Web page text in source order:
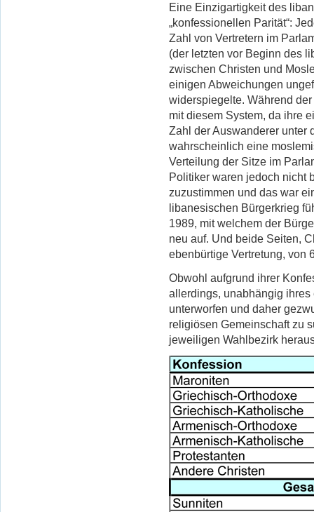
Eine Einzigartigkeit des
„konfessionellen Parität“:
Zahl von Vertretern im
(der letzten vor Beginn des
zwischen Christen und
einigen Abweichungen
widerspiegelte. Während
mit diesem System, da ihre
Zahl derAuswanderer unter
wahrscheinlich eine
Verteilung der Sitze im
Politiker waren jedoch nicht
zuzustimmen und das war
libanesischen Bürgerkrieg
1989, mit welchem der
neu auf. Und beide Seiten,
ebenbürtige Vertretung, von
Obwohl aufgrund ihrer
allerdings, unabhängig
unterworfen und daher
religiösen Gemeinschaft zu
jeweiligen Wahlbezirk